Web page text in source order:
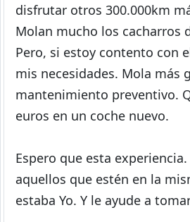
disfrutar otros 300.000km
Molan mucho los cacharros
Pero, si estoy contento con
mis necesidades. Mola más
mantenimiento preventivo.
euros en un coche nuevo.
Espero que esta experiencia.
aquellos que estén en la
estaba Yo. Y le ayude a